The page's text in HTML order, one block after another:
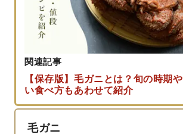
関連記事
【保存版】毛ガニとは？旬の時期
い食べ方もあわせて紹介
毛ガニ